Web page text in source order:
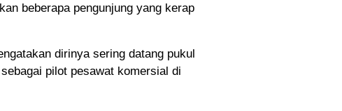
beberapa pengunjung yang kerap
dirinya sering datang pukul
pilot pesawat komersial di